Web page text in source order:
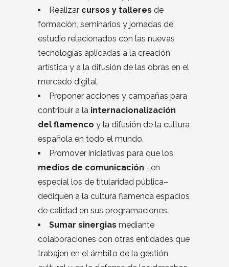
Realizar cursos y talleres de
formación, seminarios y jornadas de
estudio relacionados con las nuevas
tecnologías aplicadas a la creación
artística y a la difusión de las obras en el
mercado digital.
Proponer acciones y campañas para
contribuir a la internacionalización
del flamenco y la difusión de la cultura
española en todo el mundo.
Promover iniciativas para que los
medios de comunicación –en
especial los de titularidad pública–
dediquen a la cultura flamenca espacios
de calidad en sus programaciones.
Sumar sinergias mediante
colaboraciones con otras entidades que
trabajen en el ámbito de la gestión